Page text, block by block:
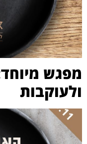
מפגש
ולעוקבות